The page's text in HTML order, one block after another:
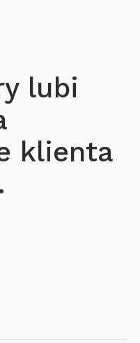
lubi
klienta